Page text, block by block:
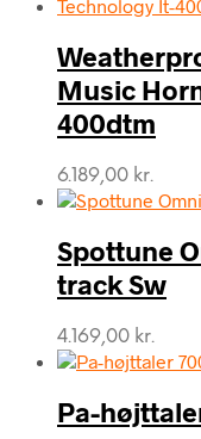
Music
400dtm
6.189,00 kr.
Spottune
track Sw
4.169,00 kr.
Pa-